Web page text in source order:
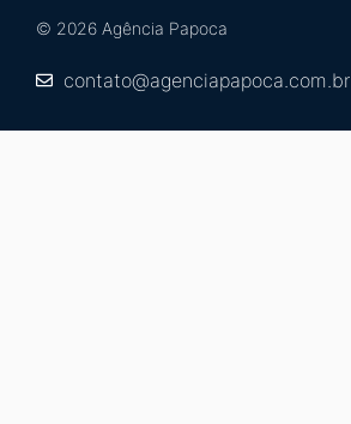
© 2026 Agência Papoca
contato@agenciapapoca.com.br